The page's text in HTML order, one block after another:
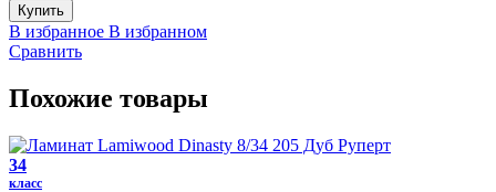
Купить
В избранное В избранном
Сравнить
Похожие товары
34
класс